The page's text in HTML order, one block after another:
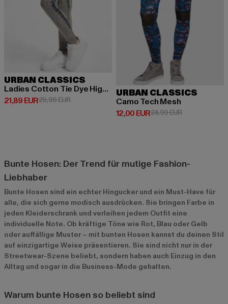
URBAN CLASSICS
Ladies Cotton Tie Dye High Waist
21,89 EUR
Derzeitiger Preis: 21,89 EUR
29,99 EURAktionspreis: 29,99 EUR
URBAN CLASSICS
Camo Tech Mesh
12,00 EUR
Derzeitiger Preis: 12,00 EUR
24,99 EURAktionspreis:
Bunte Hosen: Der Trend für mutige Fashion-
Liebhaber
Bunte Hosen sind ein echter Hingucker und ein Must-Have für
alle, die sich gerne modisch ausdrücken. Sie bringen Farbe in
jeden Kleiderschrank und verleihen jedem Outfit eine
individuelle Note. Ob kräftige Töne wie Rot, Blau oder Gelb
oder auffällige Muster – mit bunten Hosen kannst du deinen Stil
auf einzigartige Weise präsentieren. Sie sind nicht nur in der
Streetwear-Szene beliebt, sondern haben auch Einzug in den
Alltag und sogar in die Business-Mode gehalten.
Warum bunte Hosen so beliebt sind